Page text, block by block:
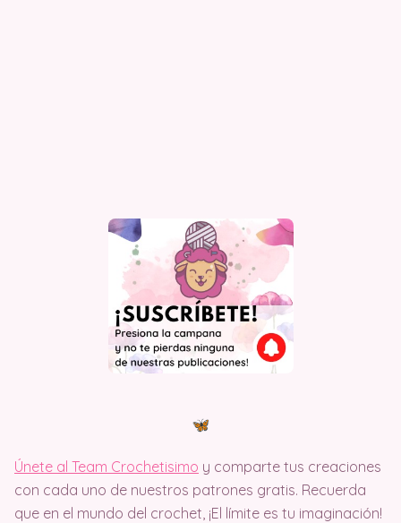
Únete al Team Crochetisimo y comparte tus creaciones
con cada uno de nuestros patrones gratis. Recuerda
que en el mundo del crochet, ¡El límite es tu imaginación!